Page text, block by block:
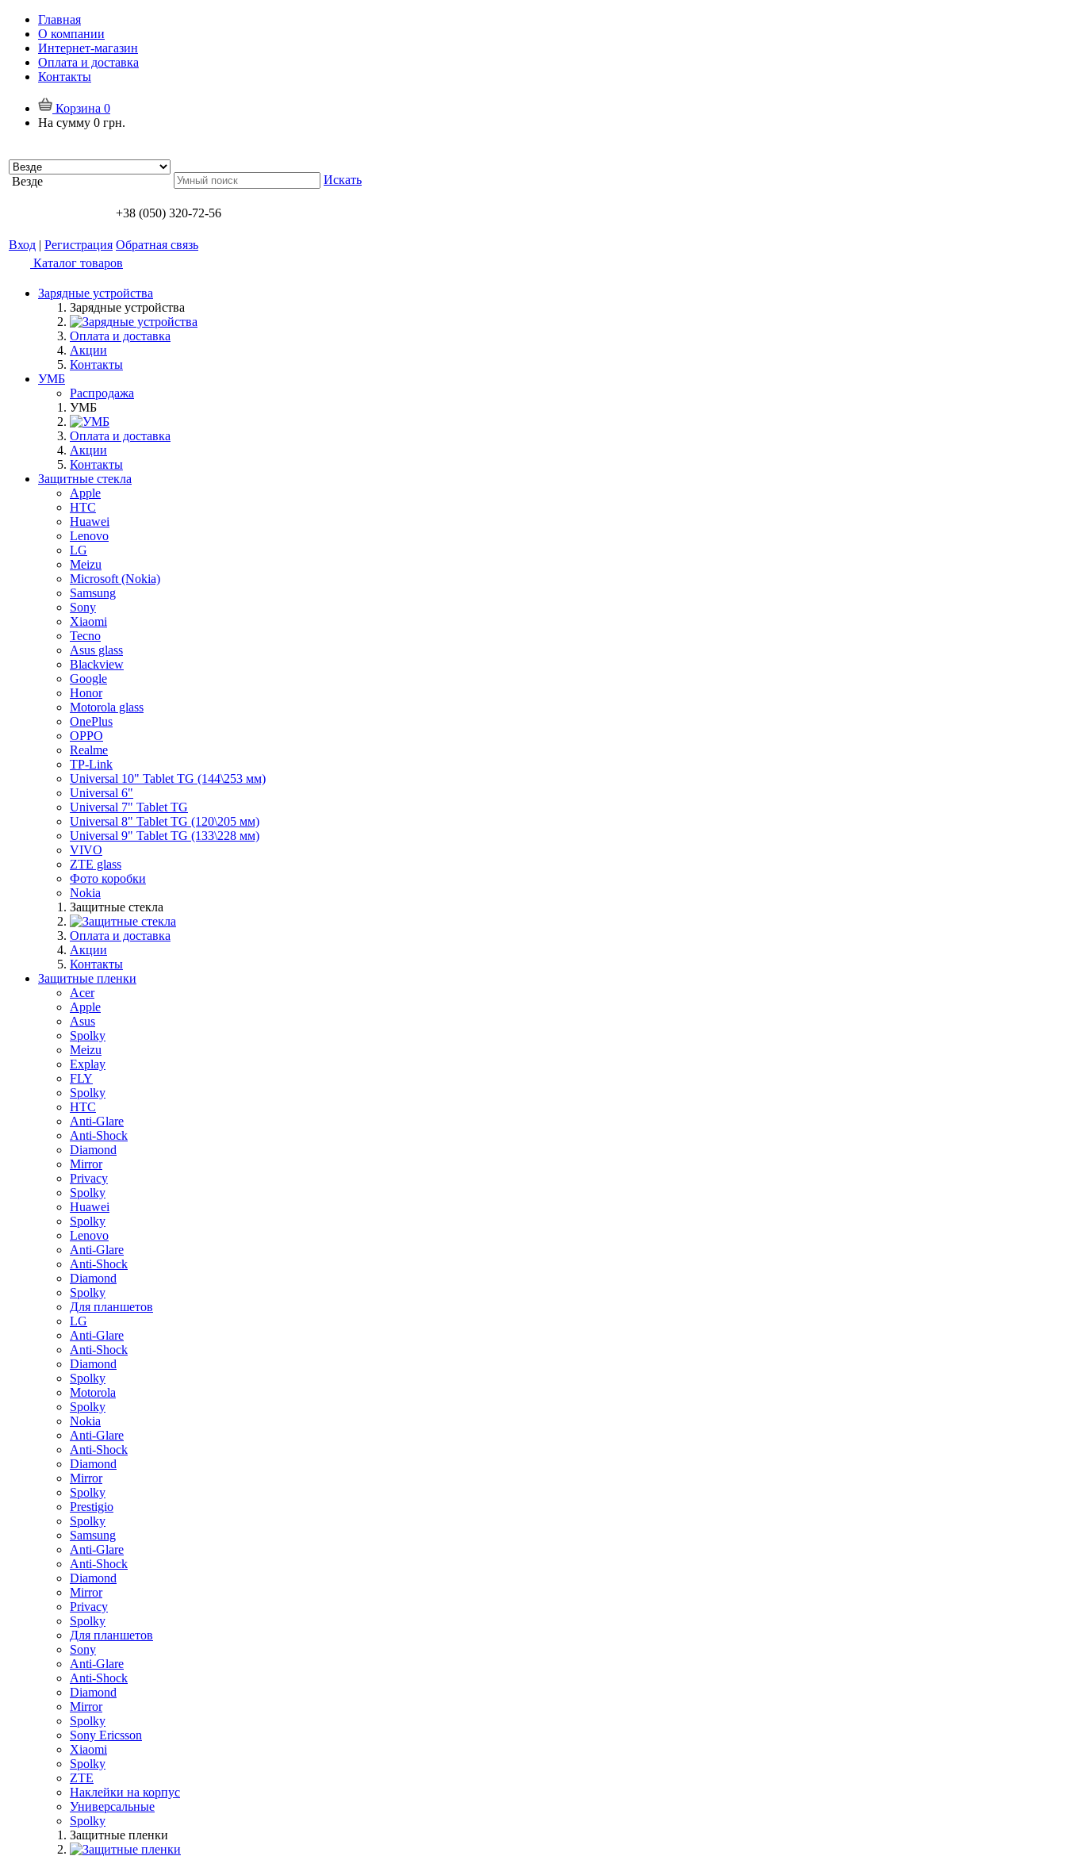
Главная
О компании
Интернет-магазин
Оплата и доставка
Контакты
Корзина 0
На сумму 0 грн.
Везде Искать
+38 (050) 320-72-56
Вход | Регистрация Обратная связь
Каталог товаров
Зарядные устройства
Зарядные устройства
Оплата и доставка
Акции
Контакты
УМБ
Распродажа
УМБ
Оплата и доставка
Акции
Контакты
Защитные стекла
Apple
HTC
Huawei
Lenovo
LG
Meizu
Microsoft (Nokia)
Samsung
Sony
Xiaomi
Tecno
Asus glass
Blackview
Google
Honor
Motorola glass
OnePlus
OPPO
Realme
TP-Link
Universal 10" Tablet TG (144\253 мм)
Universal 6"
Universal 7" Tablet TG
Universal 8" Tablet TG (120\205 мм)
Universal 9" Tablet TG (133\228 мм)
VIVO
ZTE glass
Фото коробки
Nokia
Защитные стекла
Оплата и доставка
Акции
Контакты
Защитные пленки
Acer
Apple
Asus
Spolky
Meizu
Explay
FLY
Spolky
HTC
Anti-Glare
Anti-Shock
Diamond
Mirror
Privacy
Spolky
Huawei
Spolky
Lenovo
Anti-Glare
Anti-Shock
Diamond
Spolky
Для планшетов
LG
Anti-Glare
Anti-Shock
Diamond
Spolky
Motorola
Spolky
Nokia
Anti-Glare
Anti-Shock
Diamond
Mirror
Spolky
Prestigio
Spolky
Samsung
Anti-Glare
Anti-Shock
Diamond
Mirror
Privacy
Spolky
Для планшетов
Sony
Anti-Glare
Anti-Shock
Diamond
Mirror
Spolky
Sony Ericsson
Xiaomi
Spolky
ZTE
Наклейки на корпус
Универсальные
Spolky
Защитные пленки